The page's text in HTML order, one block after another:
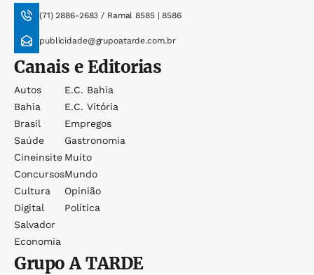
(71) 2886-2683 / Ramal 8585 | 8586
publicidade@grupoatarde.com.br
Canais e Editorias
Autos
Bahia
Brasil
Saúde
Cineinsite
Concursos
Cultura
Digital
Salvador
Economia
E.c. Bahia
E.c. Vitória
Empregos
Gastronomia
Muito
Mundo
Opinião
Política
GrupoA TARDE